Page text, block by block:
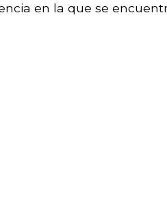
en la que se